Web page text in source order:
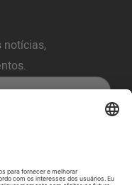
notícias,